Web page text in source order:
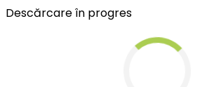
Descărcare în progres